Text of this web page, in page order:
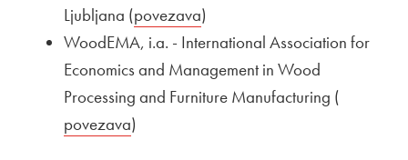
Ljubljana (Zunanja povezava na
povezavaOdpira se v novem oknu
)
WoodEMA, i.a. - International Association for
Economics and Management in Wood
Processing and Furniture Manufacturing (
povezavaOdpira se v novem oknu
)